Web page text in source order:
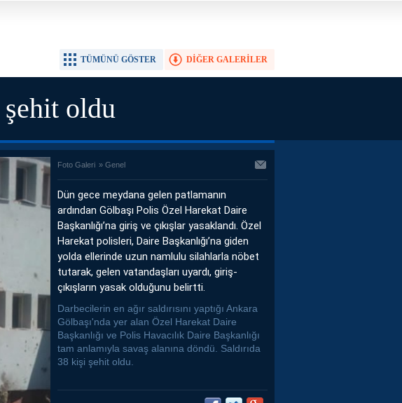
DİĞER GALERİLER
TÜMÜNÜ GÖSTER
şehit oldu
Foto Galeri » Genel
Dün gece meydana gelen patlamanın
ardından Gölbaşı Polis Özel Harekat Daire
Başkanlığı’na giriş ve çıkışlar yasaklandı. Özel
Harekat polisleri, Daire Başkanlığı’na giden
yolda ellerinde uzun namlulu silahlarla nöbet
tutarak, gelen vatandaşları uyardı, giriş-
çıkışların yasak olduğunu belirtti.
Darbecilerin en ağır saldırısını yaptığı Ankara
Gölbaşı'nda yer alan Özel Harekat Daire
Başkanlığı ve Polis Havacılık Daire Başkanlığı
tam anlamıyla savaş alanına döndü. Saldırıda
38 kişi şehit oldu.